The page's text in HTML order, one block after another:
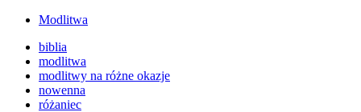
Modlitwa
biblia
modlitwa
modlitwy na różne okazje
nowenna
różaniec